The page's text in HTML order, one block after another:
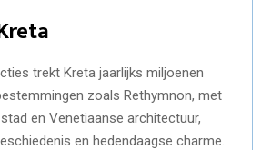
trekt Kreta jaarlijks miljoenen
zoals Rethymnon, met
en Venetiaanse architectuur,
en hedendaagse charme.